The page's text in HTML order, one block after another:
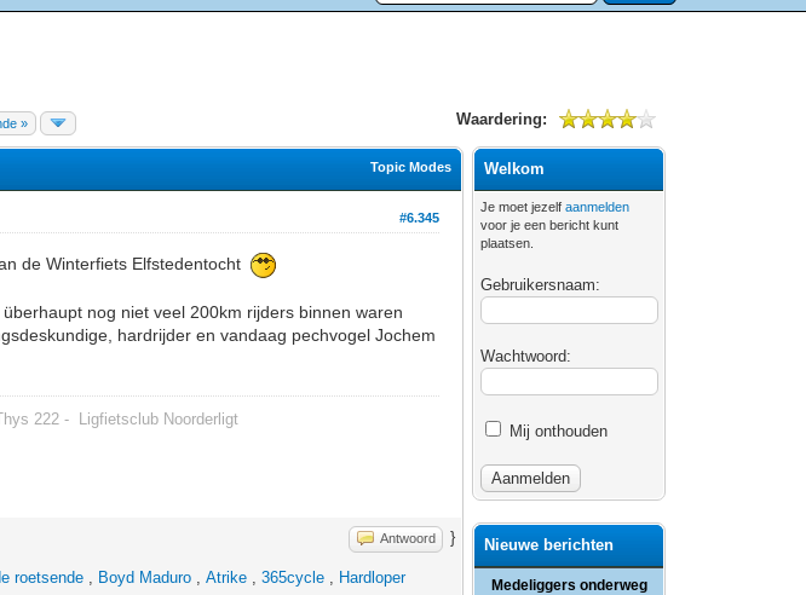
» Waardering:
Topic Modes
#6.345
de Winterfiets Elfstedentocht
nog niet veel 200km rijders binnen waren
hardrijder en vandaag pechvogel Jochem
222 - Ligfietsclub Noorderligt
Antwoord }
roetsende , Boyd Maduro ,Atrike ,365cycle , Hardloper
Welkom
Je moet jezelfaanmelden
voor je een bericht kunt
plaatsen.
Gebruikersnaam:
Wachtwoord:
Mij onthouden
Nieuwe berichten
Medeliggers onderweg